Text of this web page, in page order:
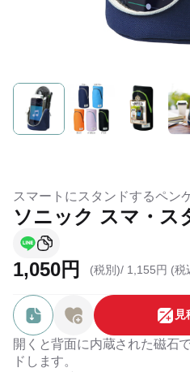
スマートにスタンドするペン
ソニック スマ・ス
1,050円 (税別)/ 1,155円 (税
開くと背面に内蔵された磁石
ドします。